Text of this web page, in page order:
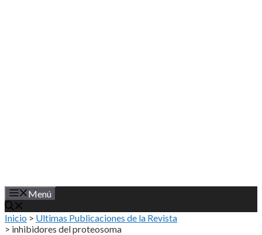
Menú
Inicio > Ultimas Publicaciones de la Revista
> inhibidores del proteosoma